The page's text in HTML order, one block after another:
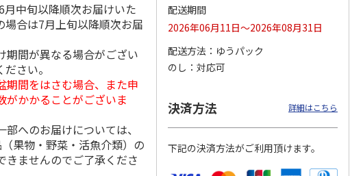
八女星野産煎茶・深
5.0（1）
3,240円
(送料・税込)
金棒茶能登復興ラベ
2,610円
(送料・税込)
茶通亭 匠の茶
1,080円
新茶八十八夜摘みや
ぶきた
2,050円
(送料・税込)
中旬以降順次お届けいた
場合は7月上旬以降順次お届
間が異なる場合がござい
さい。
間をはさむ場合、また申
がかかることがございま
へのお届けについては、
果物・野菜・活魚介類）の
きませんのでご了承くださ
配送期間
2026年06月11日～2026年08月31日
配送方法
ゆうパック
のし
対応可
決済方法 詳細はこちら
下記の決済方法がご利用頂けます。